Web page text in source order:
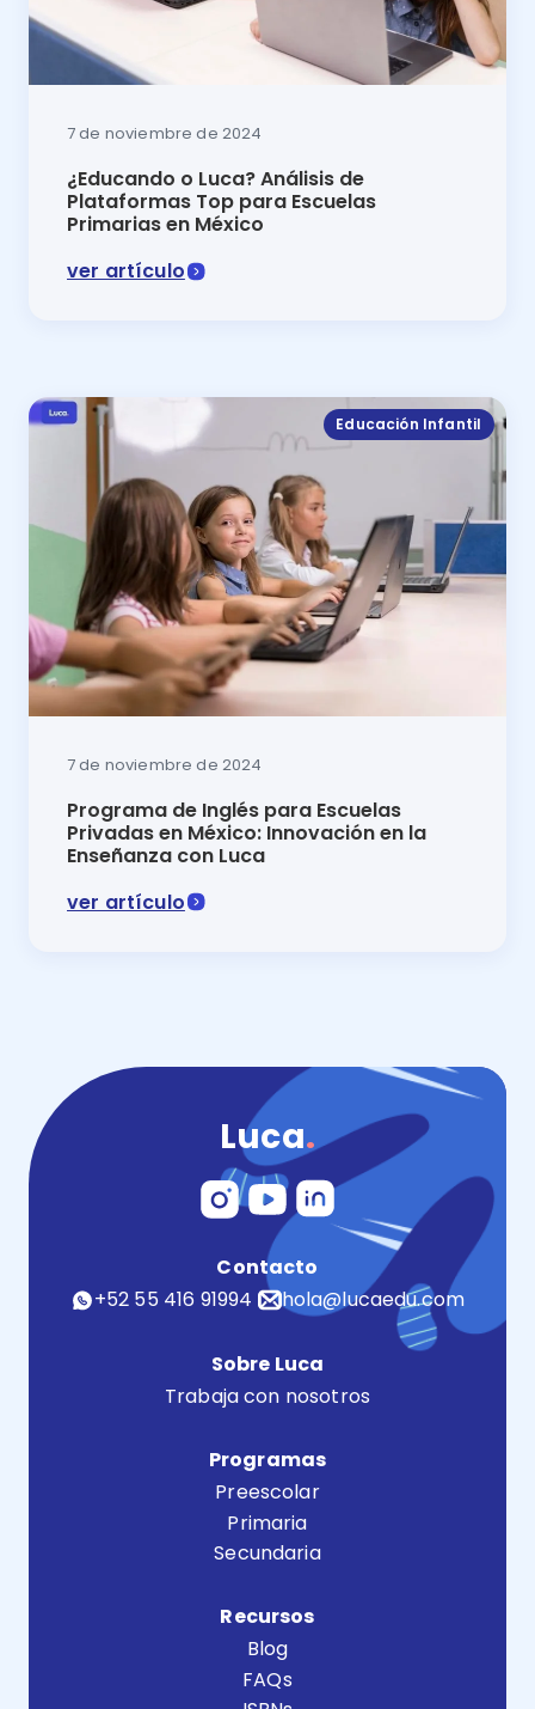
7 de noviembre de 2024
¿Educando o Luca? Análisis de
Plataformas Top para Escuelas
Primarias en México
ver artículo
Educación Infantil
7 de noviembre de 2024
Programa de Inglés para Escuelas
Privadas en México: Innovación en la
Enseñanza con Luca
ver artículo
Luca.
Contacto
+52 55 416 91994
hola@lucaedu.com
Sobre Luca
Trabaja con nosotros
Programas
Preescolar
Primaria
Secundaria
Recursos
Blog
FAQs